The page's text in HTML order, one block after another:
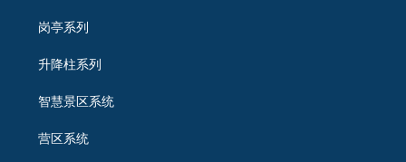
岗亭系列
升降柱系列
智慧景区系统
营区系统